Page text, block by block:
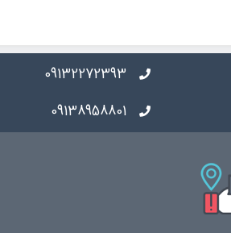
09132272393
09138958801